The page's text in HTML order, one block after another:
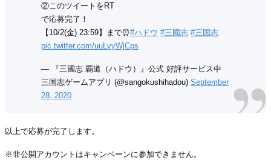
②このツイートをRT
で応募完了！
【10/2(金) 23:59】まで⏰#ハドウ #三國志 #三国志
pic.twitter.com/uuLvyWjCps
— 『三國志 覇道（ハドウ）』公式 好評サービス中
三国志ゲームアプリ (@sangokushihadou) September
28, 2020
以上で応募が完了します。
※非公開アカウントはキャンペーンに参加できません。